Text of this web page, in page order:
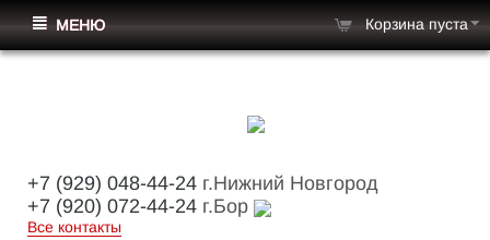
+7 (929) 048-44-24 г.Нижний Новгород
+7 (920) 072-44-24 г.Бор
Все контакты
МЕНЮ Корзина пуста